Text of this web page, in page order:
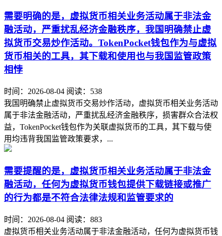
需要明确的是，虚拟货币相关业务活动属于非法金
融活动，严重扰乱经济金融秩序，我国明确禁止虚
拟货币交易炒作活动。TokenPocket钱包作为与虚拟
货币相关的工具，其下载和使用也与我国监管政策
相悖
时间：2026-08-04 阅读：538
我国明确禁止虚拟货币交易炒作活动，虚拟货币相关业务活动
属于非法金融活动，严重扰乱经济金融秩序，损害群众合法权
益，TokenPocket钱包作为关联虚拟货币的工具，其下载与使
用均违背我国监管政策要求，...
需要提醒的是，虚拟货币相关业务活动属于非法金
融活动，任何为虚拟货币钱包提供下载链接或推广
的行为都是不符合法律法规和监管要求的
时间：2026-08-04 阅读：883
虚拟货币相关业务活动属于非法金融活动，任何为虚拟货币钱